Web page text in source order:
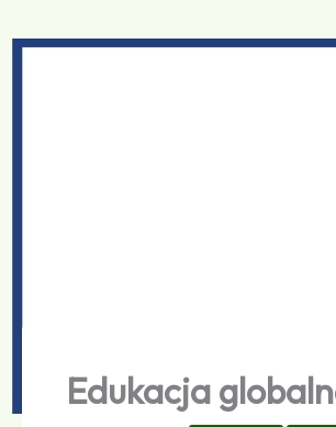
Edukacja